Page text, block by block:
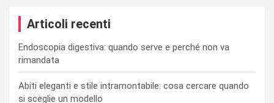
Articoli recenti
Endoscopia digestiva: quando serve e perché non va
rimandata
Abiti eleganti e stile intramontabile: cosa cercare quando
si sceglie un modello